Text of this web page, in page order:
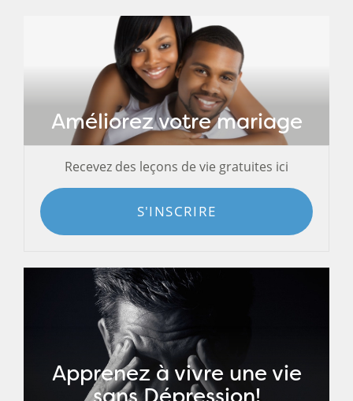
Améliorez votre mariage
Recevez des leçons de vie gratuites ici
S'INSCRIRE
Apprenez à vivre une vie